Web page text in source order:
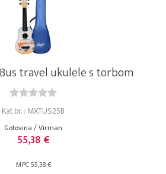
travel ukulele s torbom
Kat.br. : MXTUS25B
Gotovina / Virman
55,38 €
MPC 55,38 €